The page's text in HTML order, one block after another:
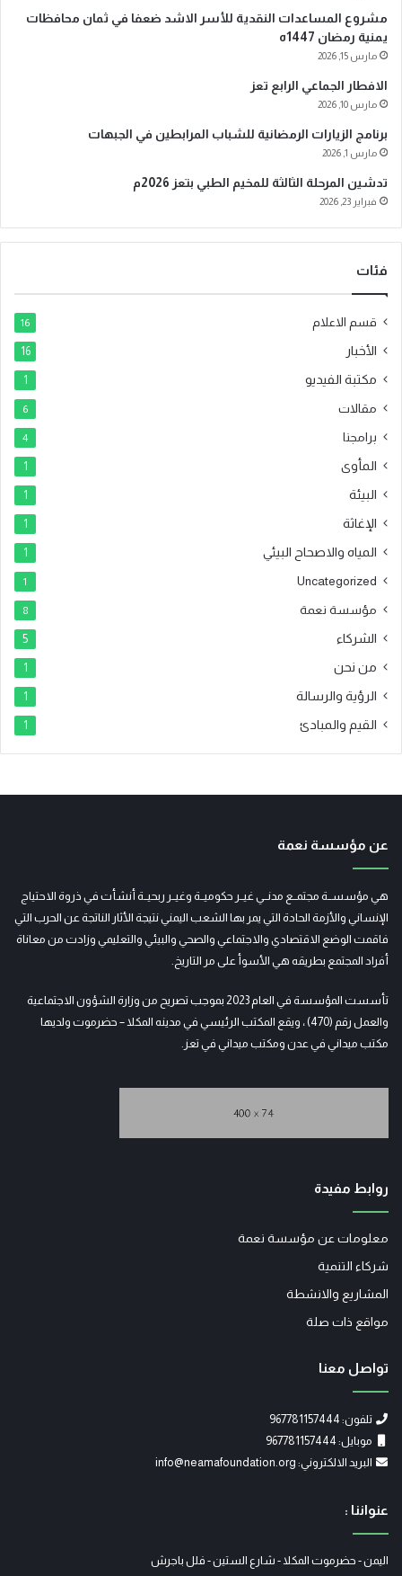
ر
ن
ي
مشروع المساعدات النقدية للأسر الاشد ضعفا في ثمان محافظات
يمنية رمضان 1447ه
مارس 15, 2026
الافطار الجماعي الرابع تعز
مارس 10, 2026
برنامج الزيارات الرمضانية للشباب المرابطين في الجبهات
مارس 1, 2026
تدشين المرحلة الثالثة للمخيم الطبي بتعز 2026م
فبراير 23, 2026
فئات
قسم الاعلام 16
الأخبار 16
مكتبة الفيديو 1
مقالات 6
برامجنا 4
المأوى 1
البيئة 1
الإغاثة 1
المياه والاصحاح البيئي 1
Uncategorized
1
مؤسسة نعمة 8
الشركاء 5
من نحن 1
الرؤية والرسالة 1
القيم والمبادئ 1
عن مؤسسة نعمة
هي مؤسســة مجتمــع مدنــي غيــر حكوميــة وغيــر ربحيــة أنشأت في ذروة الاحتياج
الإنساني والأزمة الحادة التي يمر بها الشعب اليمني نتيجة الأثار الناتجة عن الحرب التي
فاقمت الوضع الاقتصادي والاجتماعي والصحي والبيئي والتعليمي وزادت من معاناة
أفراد المجتمع بطريقه هي الأسوأ على مر التاريخ.
تأسست المؤسسة في العام 2023 بموجب تصريح من وزارة الشؤون الاجتماعية
والعمل رقم (470) ، ويقع المكتب الرئيسي في مدينه المكلا – حضرموت ولديها
مكتب ميداني في عدن ومكتب ميداني في تعز.
روابط مفيدة
معلومات عن مؤسسة نعمة
شركاء التنمية
المشاريع والانشطة
مواقع ذات صلة
تواصل معنا
تلفون: 967781157444
موبايل: 967781157444
البريد الالكتروني: info@neamafoundation.org
عنواننا :
اليمن - حضرموت المكلا - شارع الستين - فلل باجرش